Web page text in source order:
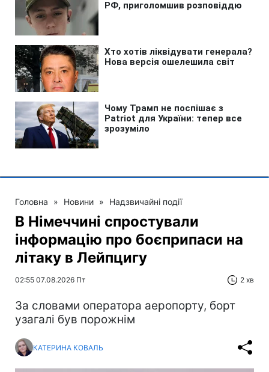
Головна » Новини » Надзвичайні події
В Німеччині спростували
інформацію про боєприпаси на
літаку в Лейпцигу
02:55 07.08.2026 Пт 2 хв
За словами оператора аеропорту, борт
узагалі був порожнім
КАТЕРИНА КОВАЛЬ